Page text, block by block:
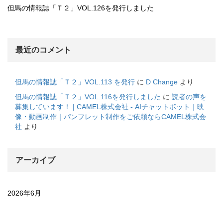
但馬の情報誌「Ｔ２」VOL.126を発行しました
最近のコメント
但馬の情報誌「Ｔ２」VOL.113 を発行 に D Change より
但馬の情報誌「Ｔ２」VOL.116を発行しました に 読者の声を
募集しています！ | CAMEL株式会社 - AIチャットボット｜映
像・動画制作｜パンフレット制作をご依頼ならCAMEL株式会
社 より
アーカイブ
2026年6月